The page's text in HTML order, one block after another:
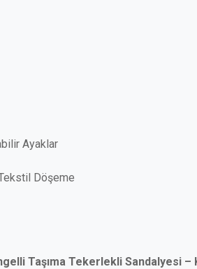
Ayaklar
Döşeme
Taşıma Tekerlekli Sandalyesi